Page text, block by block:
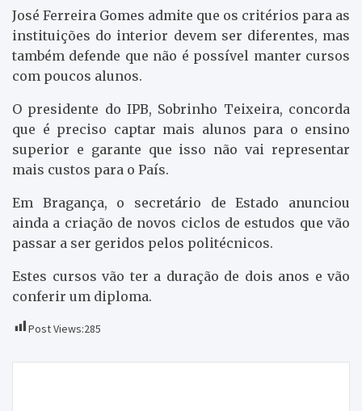
José Ferreira Gomes admite que os critérios para as
instituições do interior devem ser diferentes, mas
também defende que não é possível manter cursos
com poucos alunos.
O presidente do IPB, Sobrinho Teixeira, concorda
que é preciso captar mais alunos para o ensino
superior e garante que isso não vai representar
mais custos para o País.
Em Bragança, o secretário de Estado anunciou
ainda a criação de novos ciclos de estudos que vão
passar a ser geridos pelos politécnicos.
Estes cursos vão ter a duração de dois anos e vão
conferir um diploma.
Post Views:285